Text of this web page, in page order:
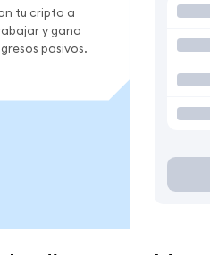
tu cripto a
y gana
pasivos.